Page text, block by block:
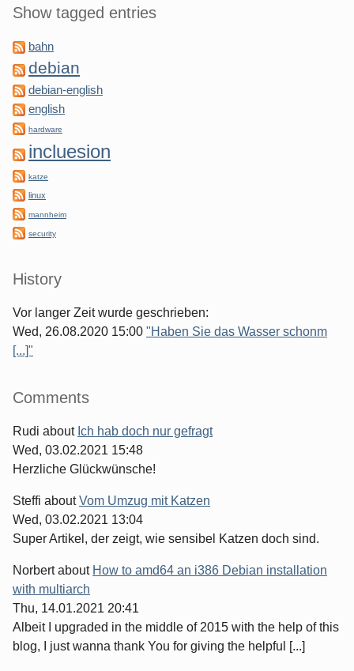
Show tagged entries
bahn
debian
debian-english
english
hardware
incluesion
katze
linux
mannheim
security
History
Vor langer Zeit wurde geschrieben:
Wed, 26.08.2020 15:00 "Haben Sie das Wasser schonm
[...]"
Comments
Rudi about Ich hab doch nur gefragt
Wed, 03.02.2021 15:48
Herzliche Glückwünsche!
Steffi aboutVom Umzug mit Katzen
Wed, 03.02.2021 13:04
Super Artikel, der zeigt, wie sensibel Katzen doch sind.
Norbertabout How to amd64 an i386 Debian installation
with multiarch
Thu, 14.01.2021 20:41
Albeit I upgraded in the middle of 2015 with the help of this
blog, I just wanna thank You for giving the helpful [...]